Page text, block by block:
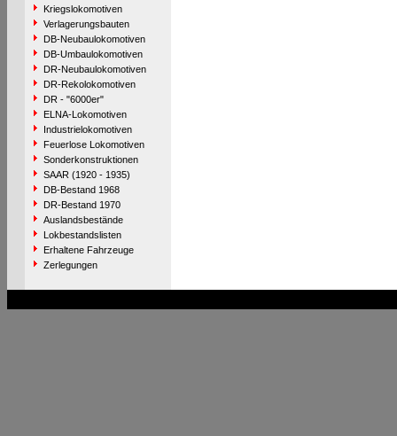
Kriegslokomotiven
Verlagerungsbauten
DB-Neubaulokomotiven
DB-Umbaulokomotiven
DR-Neubaulokomotiven
DR-Rekolokomotiven
DR - "6000er"
ELNA-Lokomotiven
Industrielokomotiven
Feuerlose Lokomotiven
Sonderkonstruktionen
SAAR (1920 - 1935)
DB-Bestand 1968
DR-Bestand 1970
Auslandsbestände
Lokbestandslisten
Erhaltene Fahrzeuge
Zerlegungen